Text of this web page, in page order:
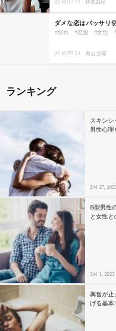
2016.07.11 林美由紀
ダメな恋はバッサリ
別れ 恋愛 女性
2016.08.24 青山 沙羅
ランキング
スキン
男性心理
2月 27,
B型男性
と女性と
3月 1, 2023
興奮が止
げる基本